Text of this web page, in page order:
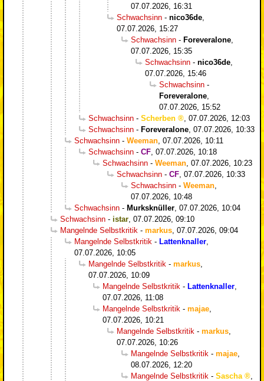
07.07.2026, 16:31
Schwachsinn - nico36de
07.07.2026, 15:27
Schwachsinn - Foreveralone
07.07.2026, 15:35
Schwachsinn - nico36de
07.07.2026, 15:46
Schwachsinn -
Foreveralone
07.07.2026, 15:52
Schwachsinn - Scherben
07.07.2026, 12:03
Schwachsinn - Foreveralone 07.07.2026, 10:33
Schwachsinn - Weeman 07.07.2026, 10:11
Schwachsinn - CF 07.07.2026, 10:18
Schwachsinn - Weeman 07.07.2026, 10:23
Schwachsinn - CF 07.07.2026, 10:33
Schwachsinn - Weeman
07.07.2026, 10:48
Schwachsinn - Murksknüller 07.07.2026, 10:04
Schwachsinn - istar 07.07.2026, 09:10
Mangelnde Selbstkritik - markus 07.07.2026, 09:04
Mangelnde Selbstkritik - Lattenknaller
07.07.2026, 10:05
Mangelnde Selbstkritik - markus
07.07.2026, 10:09
Mangelnde Selbstkritik - Lattenknaller
07.07.2026, 11:08
Mangelnde Selbstkritik - majae
07.07.2026, 10:21
Mangelnde Selbstkritik - markus
07.07.2026, 10:26
Mangelnde Selbstkritik - majae
08.07.2026, 12:20
Mangelnde Selbstkritik - Sascha